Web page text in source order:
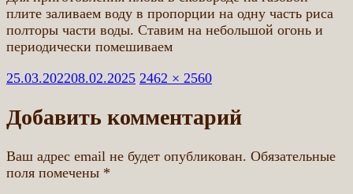
плите заливаем воду в пропорции на одну часть риса
полторы части воды. Ставим на небольшой огонь и
периодически помешиваем
Опубликовано
25.03.202208.02.2025 Полный
2462 × 2560
Добавить комментарий
Ваш адрес email не будет опубликован. Обязательные
поля помечены *